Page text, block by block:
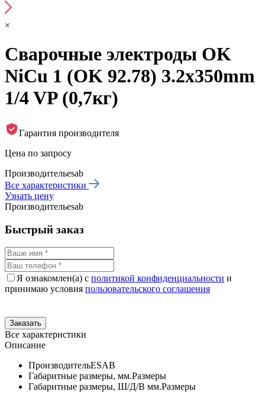
×
Сварочные электроды OK
NiCu 1 (OK 92.78) 3.2x350mm
1/4 VP (0,7кг)
Гарантия производителя
Цена по запросу
Производительesab
Все характеристики
Узнать цену
Производительesab
Быстрый заказ
Я ознакомлен(а) с политикой конфиденциальности и
принимаю условия пользовательского соглашения
Все характеристики
Описание
ПроизводительESAB
Габаритные размеры, мм.Размеры
Габаритные размеры, Ш/Д/В мм.Размеры